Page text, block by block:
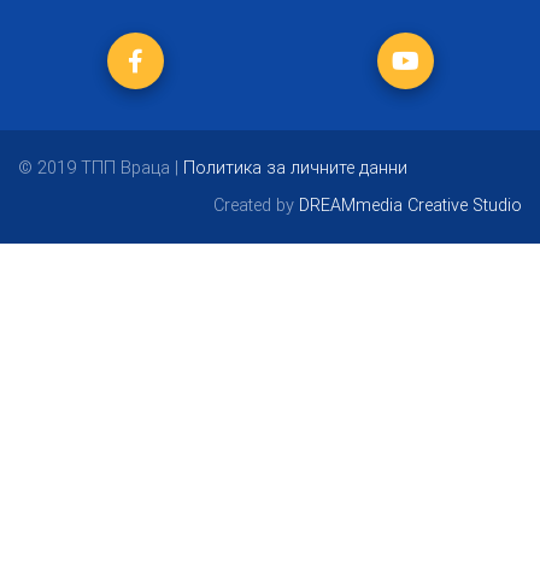
© 2019 ТПП Враца | Политика за личните данни
Created by DREAMmedia Creative Studio